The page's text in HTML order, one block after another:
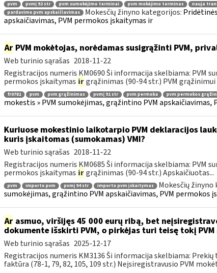
pvm pvmį 92 str pvm sumokėjimo terminai pvm mokėjimo terminas nauja
pardavimo pvm apskaičiavimas
Mokesčių žinyno kategorijos:
apskaičiavimas, PVM permokos įskaitymas ir
ArPVM mokėtojas, norėdamas susigrąžinti PVM,
Web turinio sąrašas 2018-11-22
Registracijos numeris KM0690 Ši informacija skelbiama: PVM
permokos įskaitymas ir grąžinimas (90-94 str.) PVM grąžinimui
fr0781 pvm pvm grąžinimas pvmį 91 str pvm permoka pvm permokos
mokestis » PVM sumokėjimas, grąžintino PVM apskaičiavimas,
Kuriuose mokestinio laikotarpio PVM deklaracijos
kuris įskaitomas (sumokamas) VMI?
Web turinio sąrašas 2018-11-22
Registracijos numeris KM0685 Ši informacija skelbiama: PVM
permokos įskaitymas ir grąžinimas (90-94 str.) Apskaičiuotas...
pvm importo pvm pvmį 94 str importo pvm įskaitymas Mokesčių
sumokėjimas, grąžintino PVM apskaičiavimas, PVM permokos
Arasmuo, viršijęs 45 000 eurų ribą, bet
dokumente išskirti PVM, o pirkėjas turi teisę tokį
Web turinio sąrašas 2025-12-17
Registracijos numeris KM3136 Ši informacija skelbiama:
faktūra (78-1, 79, 82, 105, 109 str.) Neįsiregistravusio PVM